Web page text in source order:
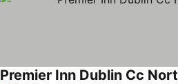
Premier Inn Dublin Cc